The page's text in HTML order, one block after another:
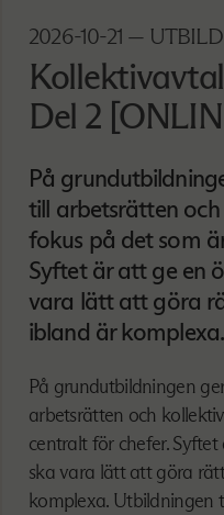
2026-10-21 —
Del 2
På
till arbetsrätten
fokus på det som
Syftet är att ge en
vara lätt att göra
ibland är komplexa.
På grundutbildningen
arbetsrätten och
centralt för chefer.
ska vara lätt att göra
komplexa. Utbildningen